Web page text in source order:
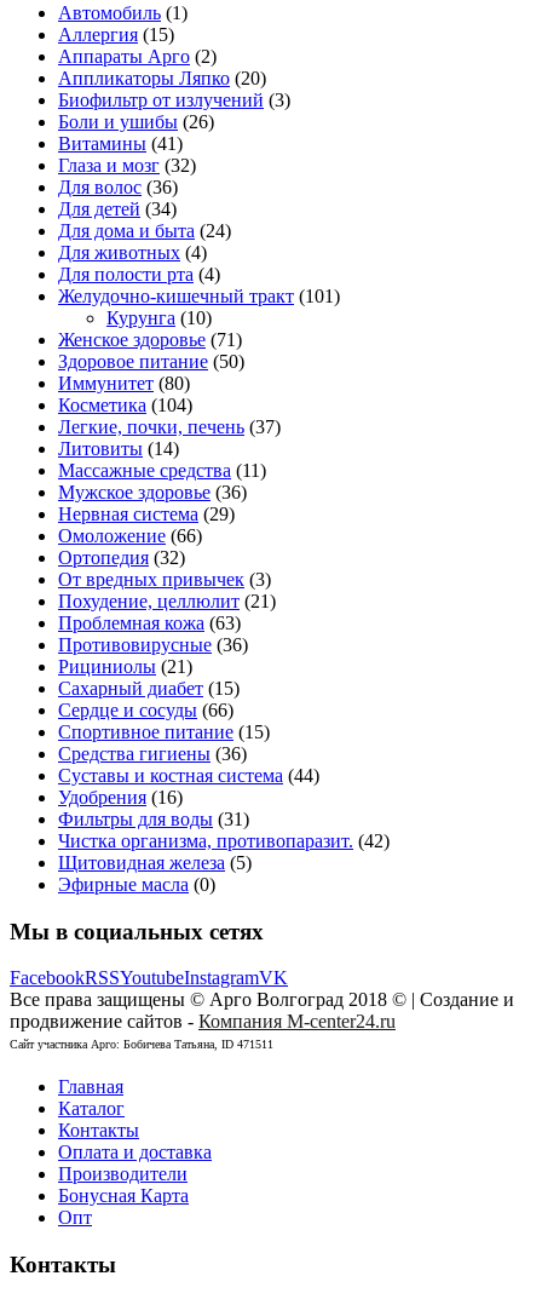
Автомобиль (1)
Аллергия (15)
Аппараты Арго (2)
Аппликаторы Ляпко (20)
Биофильтр от излучений (3)
Боли и ушибы (26)
Витамины (41)
Глаза и мозг (32)
Для волос (36)
Для детей (34)
Для дома и быта (24)
Для животных (4)
Для полости рта (4)
Желудочно-кишечный тракт (101)
Курунга (10)
Женское здоровье (71)
Здоровое питание (50)
Иммунитет (80)
Косметика (104)
Легкие, почки, печень (37)
Литовиты (14)
Массажные средства (11)
Мужское здоровье (36)
Нервная система (29)
Омоложение (66)
Ортопедия (32)
От вредных привычек (3)
Похудение, целлюлит (21)
Проблемная кожа (63)
Противовирусные (36)
Рициниолы (21)
Сахарный диабет (15)
Сердце и сосуды (66)
Спортивное питание (15)
Средства гигиены (36)
Суставы и костная система (44)
Удобрения (16)
Фильтры для воды (31)
Чистка организма, противопаразит. (42)
Щитовидная железа (5)
Эфирные масла (0)
Мы в социальных сетях
FacebookRSSYoutubeInstagramVK
Все права защищены © Арго Волгоград 2018 © | Создание и
продвижение сайтов - Компания M-center24.ru
Сайт участника Арго: Бобичева Татьяна, ID 471511
Главная
Каталог
Контакты
Оплата и доставка
Производители
Бонусная Карта
Опт
Контакты